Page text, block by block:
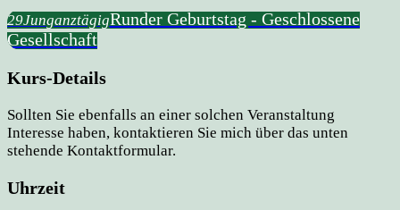
29JunganztägigRunder Geburtstag - Geschlossene
Gesellschaft
Kurs-Details
Sollten Sie ebenfalls an einer solchen Veranstaltung
Interesse haben, kontaktieren Sie mich über das unten
stehende Kontaktformular.
Uhrzeit